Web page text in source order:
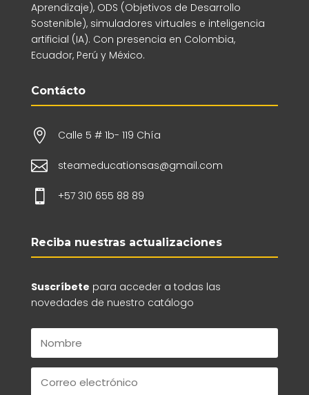
Aprendizaje), ODS (Objetivos de Desarrollo
Sostenible), simuladores virtuales e inteligencia
artificial (IA). Con presencia en Colombia,
Ecuador, Perú y México.
Contácto
 Calle 5 # 1b- 119 Chía
 steameducationsas@gmail.com
 +57 310 655 88 89
Reciba nuestras actualizaciones
Suscríbete para acceder a todas las
novedades de nuestro catálogo